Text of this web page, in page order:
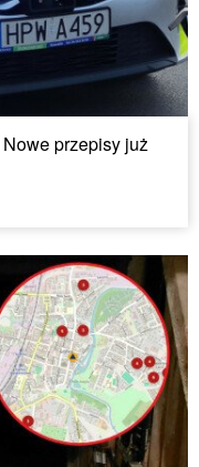
przepisy już